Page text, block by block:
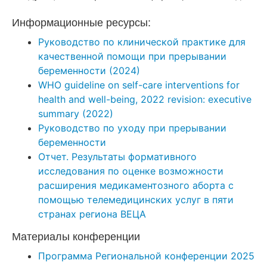
Информационные ресурсы:
Руководство по клинической практике для
качественной помощи при прерывании
беременности (2024)
WHO guideline on self-care interventions for
health and well-being, 2022 revision: executive
summary (2022)
Руководство по уходу при прерывании
беременности
Отчет. Результаты формативного
исследования по оценке возможности
расширения медикаментозного аборта с
помощью телемедицинских услуг в пяти
странах региона ВЕЦА
Материалы конференции
Программа Региональной конференции 2025